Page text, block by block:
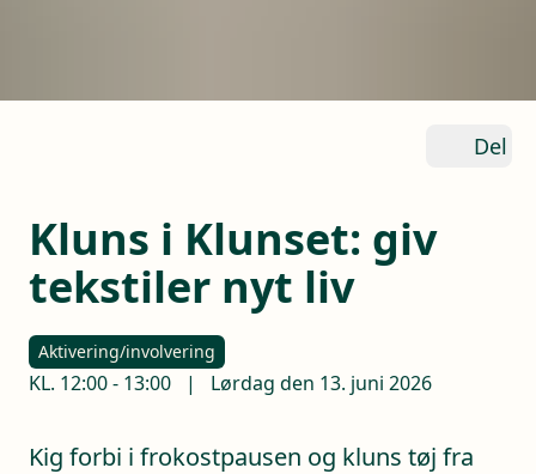
Del
Kluns i Klunset: giv
tekstiler nyt liv
Aktivering/involvering
KL. 12:00- 13:00 | Lørdag den 13. juni 2026
Kig forbi i frokostpausen og kluns tøj fra